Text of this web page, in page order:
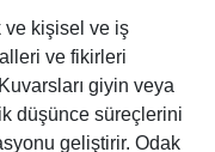
ve kişisel ve iş
ve fikirleri
giyin veya
düşünce süreçlerini
geliştirir. Odak